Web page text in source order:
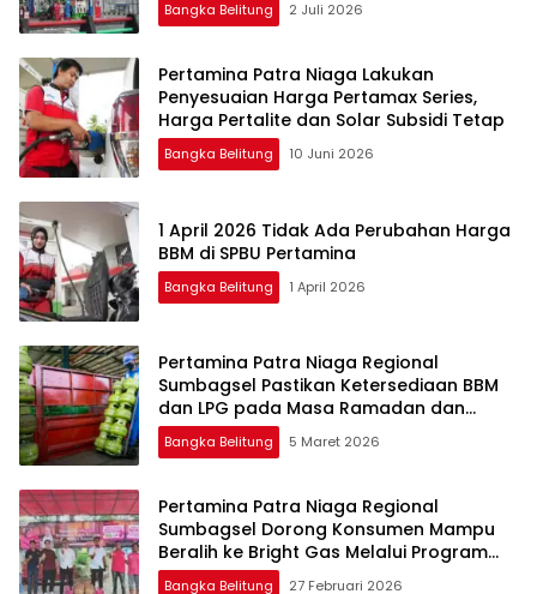
Bangka Belitung 2 Juli 2026
Pertamina Patra Niaga Lakukan
Penyesuaian Harga Pertamax Series,
Harga Pertalite dan Solar Subsidi Tetap
Bangka Belitung 10 Juni 2026
1 April 2026 Tidak Ada Perubahan Harga
BBM di SPBU Pertamina
Bangka Belitung 1 April 2026
Pertamina Patra Niaga Regional
Sumbagsel Pastikan Ketersediaan BBM
dan LPG pada Masa Ramadan dan
Menjelang Idulfitri
Bangka Belitung 5 Maret 2026
Pertamina Patra Niaga Regional
Sumbagsel Dorong Konsumen Mampu
Beralih ke Bright Gas Melalui Program
Trade In di Belitung Timur
Bangka Belitung 27 Februari 2026